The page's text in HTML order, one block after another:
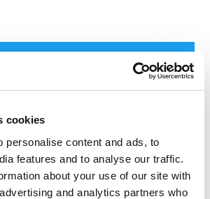
cookies
personalise content and ads, to
features and to analyse our traffic.
about your use of our site with
and analytics partners who